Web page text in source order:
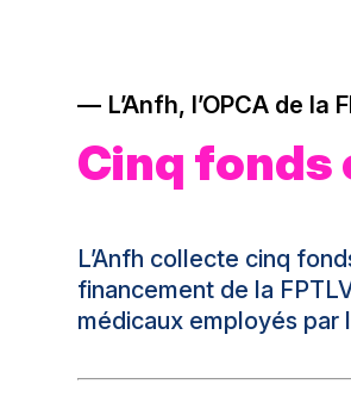
L’Anfh, l’OPCA de la
Cinq fonds
L’Anfh collecte cinq
financement de la
médicaux employés par